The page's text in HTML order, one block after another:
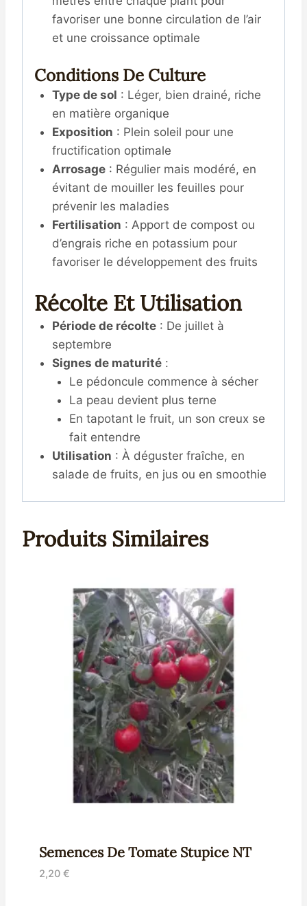
favoriser une bonne circulation de l’air
et une croissance optimale
Conditions De Culture
Type de sol : Léger, bien drainé, riche
en matière organique
Exposition : Plein soleil pour une
fructification optimale
Arrosage: Régulier mais modéré, en
évitant de mouiller les feuilles pour
prévenir les maladies
Fertilisation : Apport de compost ou
d’engrais riche en potassium pour
favoriser le développement des fruits
Récolte Et Utilisation
Période de récolte: De juillet à
septembre
Signes de maturité:
Le pédoncule commence à sécher
La peau devient plus terne
En tapotant le fruit, un son creux se
fait entendre
Utilisation : À déguster fraîche, en
salade de fruits, en jus ou en smoothie
Produits Similaires
Semences De Tomate Stupice NT
2,20 €